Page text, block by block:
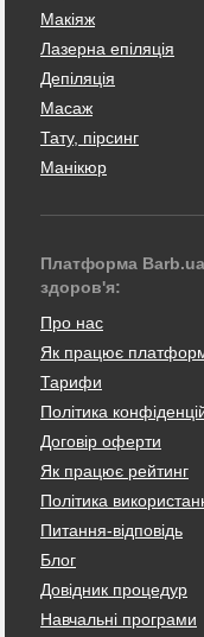
Макіяж
Лазерна епіляція
Депіляція
Масаж
Тату, пірсинг
Манікюр
Платформа Barb.ua
здоров'я:
Про нас
Як працює
Тарифи
Політика
Договір оферти
Як працює рейтинг
Політика
Питання-відповідь
Блог
Довідник процедур
Навчальні програми